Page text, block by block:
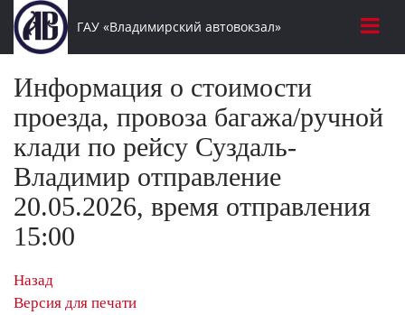
ГАУ «Владимирский автовокзал»
Информация о стоимости
проезда, провоза багажа/ручной
клади по рейсу Суздаль-
Владимир отправление
20.05.2026, время отправления
15:00
Назад
Версия для печати